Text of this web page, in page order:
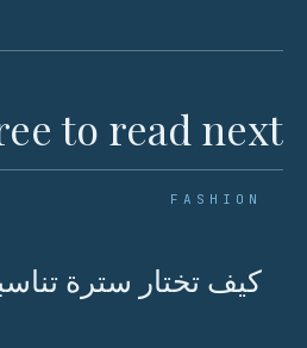
to read next.
FASHION
كيف تختار سترة